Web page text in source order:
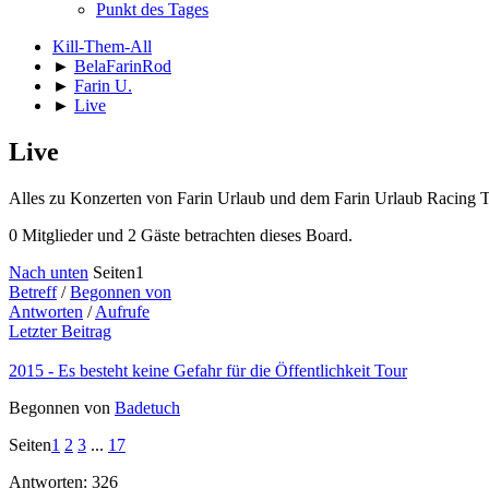
Punkt des Tages
Kill-Them-All
► BelaFarinRod
► Farin U.
► Live
Live
Alles zu Konzerten von Farin Urlaub und dem Farin Urlaub Racing
0 Mitglieder und 2 Gäste betrachten dieses Board.
Nach unten Seiten1
Betreff/Begonnen von
Antworten /Aufrufe
Letzter Beitrag
2015 - Es besteht keine Gefahr für die Öffentlichkeit Tour
Begonnen von Badetuch
Seiten1 2 3 ... 17
Antworten: 326